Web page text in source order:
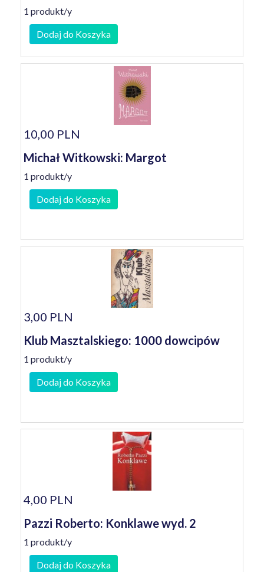
1 produkt/y
Dodaj do Koszyka
10,00 PLN
Michał Witkowski: Margot
1 produkt/y
Dodaj do Koszyka
3,00 PLN
Klub Masztalskiego: 1000 dowcipów
1 produkt/y
Dodaj do Koszyka
4,00 PLN
Pazzi Roberto: Konklawe wyd. 2
1 produkt/y
Dodaj do Koszyka